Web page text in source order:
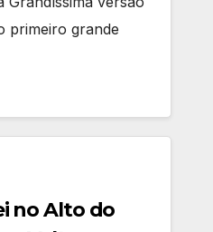
primeiro grande
no Alto do